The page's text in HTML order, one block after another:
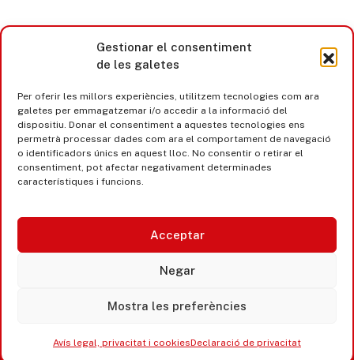
Gestionar el consentiment
de les galetes
Per oferir les millors experiències, utilitzem tecnologies com ara
galetes per emmagatzemar i/o accedir a la informació del
dispositiu. Donar el consentiment a aquestes tecnologies ens
permetrà processar dades com ara el comportament de navegació
o identificadors únics en aquest lloc. No consentir o retirar el
consentiment, pot afectar negativament determinades
característiques i funcions.
Acceptar
Negar
Mostra les preferències
Avís legal, privacitat i cookiesDeclaració de privacitat
Castell d’Aro · Platja d’Aro · S’Agaró
365 www.platjadaro